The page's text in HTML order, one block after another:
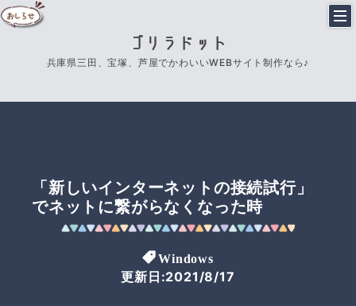
ゴリラドット
兵庫県三田、宝塚、芦屋でかわいいWEBサイト制作なら♪
「新しいインターネットの接続試行」
でネットに繋がらなくなった時
Windows
更新日:2021/8/17